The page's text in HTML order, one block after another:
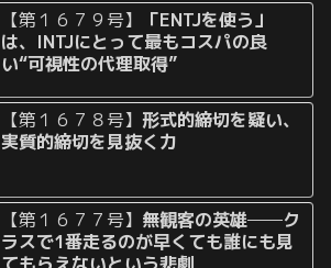
【第１６７９号】
「ENTJを使う」
は、INTJにとって最もコスパの良
い“可視性の代理取得”
【第１６７８号】形式的締切を疑い、
実質的締切を見抜く力
【第１６７７号】 無観客の英雄──ク
ラスで1番走るのが早くても誰にも見